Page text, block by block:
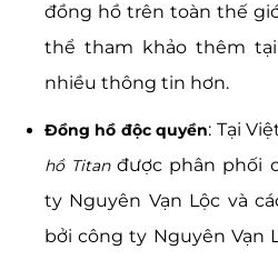
đồng hồ trên toàn thế
thể tham khảo thêm
nhiều thông tin hơn.
Đồng hồ độc quyền: Tại
hồ Titanđược phân phối
ty Nguyên Vạn Lộc và
bởi công ty Nguyên Vạn